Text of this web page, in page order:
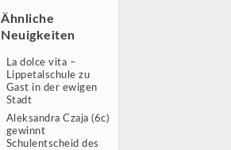
Ähnliche
Neuigkeiten
La dolce vita –
Lippetalschule zu
Gast in der ewigen
Stadt
Aleksandra Czaja (6c)
gewinnt
Schulentscheid des